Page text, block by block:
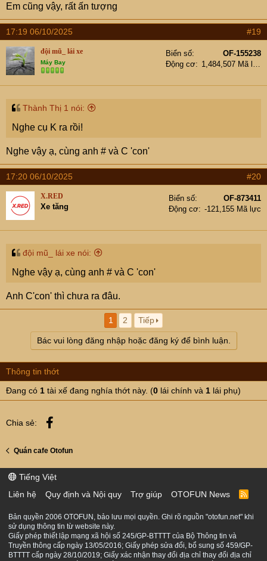
Em cũng vậy, rất ấn tượng
17:19 06/10/2025 #19
đội mũ_ lái xe
Máy Bay
Biển số
OF-155238
Động cơ
Thành Thị 1 nói:
Nghe cụ K ra rồi!
Nghe vậy ạ, cùng anh # và C 'con'
17:20 06/10/2025 #20
X.RED
Xe tăng
Biển số
OF-873411
Động cơ
-121,155 Mã lực
đội mũ_ lái xe nói:
Nghe vậy ạ, cùng anh # và C 'con'
Anh C'con' thì chưa ra đâu.
1 2 Tiếp
Bác vui lòng đăng nhập hoặc đăng ký để bình luận.
Thông tin thớt
Đang có 1 tài xế đang nghía thớt này. (0 lái chính và 1 lái phụ)
Chia sẻ:
Quán cafe Otofun
Tiếng Việt
Liên hệ
Quy định và Nội quy Trợ giúp OTOFUN News
R
S
Bản quyền 2006 OTOFUN, bảo lưu mọi quyền. Ghi rõ nguồn "otofun.net" khi
sử dụng thông tin từ website này.
Giấy phép thiết lập mạng xã hội số 245/GP-BTTTT của Bộ Thông tin và
Truyền thông cấp ngày 13/05/2016; Giấy phép sửa đổi, bổ sung số 459/GP-
BTTTT cấp ngày 28/10/2019; Giấy xác nhận thay đổi địa chỉ thay đổi địa chỉ